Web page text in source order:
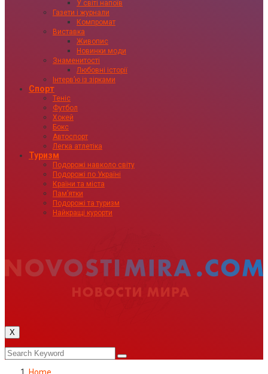
У світі напоїв
Газети і журнали
Компромат
Виставка
Живопис
Новинки моди
Знаменитості
Любовні історії
Інтервʼю із зірками
Спорт
Теніс
Футбол
Хокей
Бокс
Автоспорт
Легка атлетіка
Туризм
Подорожі навколо світу
Подорожі по Україні
Країни та міста
Пам’ятки
Подорожі та туризм
Найкращі курорти
X
Home